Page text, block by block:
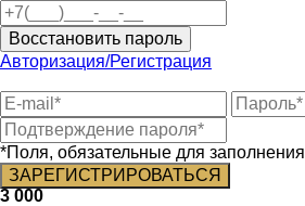
3 000
Восстановить пароль
Авторизация/Регистрация
*Поля, обязательные для заполнения